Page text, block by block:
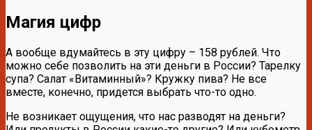
Магия цифр
А вообще вдумайтесь в эту цифру – 158 рублей. Что
можно себе позволить на эти деньги в России? Тарелку
супа? Салат «Витаминный»? Кружку пива? Не все
вместе, конечно, придется выбрать что-то одно.
Не возникает ощущения, что нас разводят на деньги?